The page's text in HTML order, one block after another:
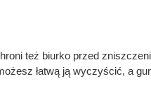
też biurko przed
łatwą ją wyczyścić, a